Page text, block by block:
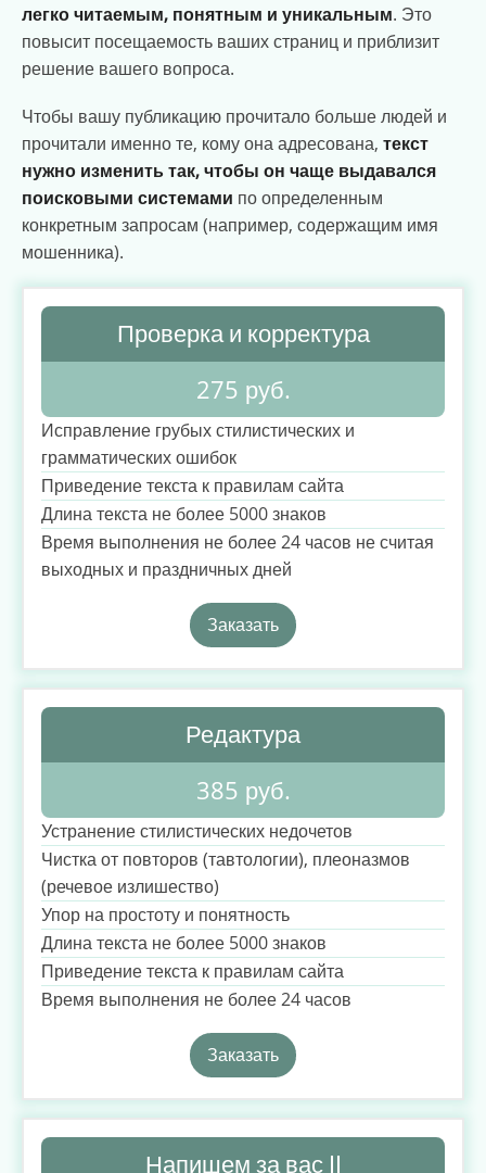
легко читаемым, понятным и уникальным. Это
повысит посещаемость ваших страниц и приблизит
решение вашего вопроса.
Чтобы вашу публикацию прочитало больше людей и
прочитали именно те, кому она адресована, текст
нужно изменить так, чтобы он чаще выдавался
поисковыми системами по определенным
конкретным запросам (например, содержащим имя
мошенника).
Проверка и корректура
275 руб.
Исправление грубых стилистических и
грамматических ошибок
Приведение текста к правилам сайта
Длина текста не более 5000 знаков
Время выполнения не более 24 часов не считая
выходных и праздничных дней
Заказать
Редактура
385 руб.
Устранение стилистических недочетов
Чистка от повторов (тавтологии), плеоназмов
(речевое излишество)
Упор на простоту и понятность
Длина текста не более 5000 знаков
Приведение текста к правилам сайта
Время выполнения не более 24 часов
Заказать
Напишем за вас II